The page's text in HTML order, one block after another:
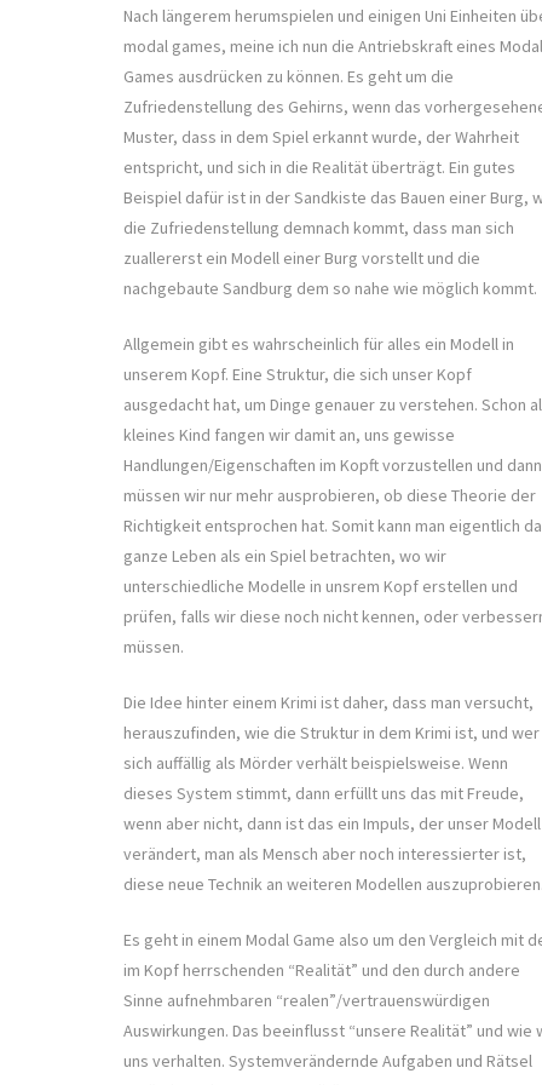
Nach längerem herumspielen und einigen Uni Einheiten
modal games, meine ich nun die Antriebskraft eines Modal
Games ausdrücken zu können. Es geht um die
Zufriedenstellung des Gehirns, wenn das
Muster, dass in dem Spiel erkannt wurde, der Wahrheit
entspricht, und sich in die Realität überträgt. Ein gutes
Beispiel dafür ist in der Sandkiste das Bauen einer Burg,
die Zufriedenstellung demnach kommt, dass man sich
zuallererst ein Modell einer Burg vorstellt und die
nachgebaute Sandburg dem so nahe wie möglich kommt.
Allgemein gibt es wahrscheinlich für alles ein Modell in
unserem Kopf. Eine Struktur, die sich unser Kopf
ausgedacht hat, um Dinge genauer zu verstehen. Schon
kleines Kind fangen wir damit an, uns gewisse
Handlungen/Eigenschaften im Kopft vorzustellen und dann
müssen wir nur mehr ausprobieren, ob diese Theorie der
Richtigkeit entsprochen hat. Somit kann man eigentlich
ganze Leben als ein Spiel betrachten, wo wir
unterschiedliche Modelle in unsrem Kopf erstellen und
prüfen, falls wir diese noch nicht kennen, oder
müssen.
Die Idee hinter einem Krimi ist daher, dass man versucht,
herauszufinden, wie die Struktur in dem Krimi ist, und wer
sich auffällig als Mörder verhält beispielsweise. Wenn
dieses System stimmt, dann erfüllt uns das mit Freude,
wenn aber nicht, dann ist das ein Impuls, der unser Modell
verändert, man als Mensch aber noch interessierter ist,
diese neue Technik an weiteren Modellen auszuprobieren.
Es geht in einem Modal Game also um den Vergleich mit
im Kopf herrschenden “Realität” und den durch andere
Sinne aufnehmbaren “realen”/vertrauenswürdigen
Auswirkungen. Das beeinflusst “unsere Realität” und wie
uns verhalten. Systemverändernde Aufgaben und Rätsel